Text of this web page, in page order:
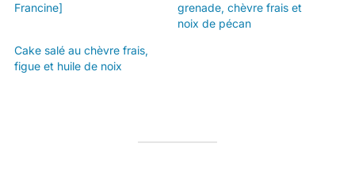
Francine]
grenade, chèvre frais et
noix de pécan
Cake salé au chèvre frais,
figue et huile de noix